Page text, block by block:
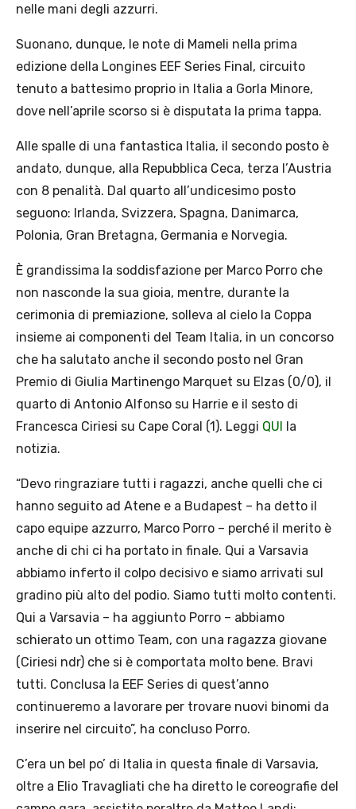
nelle mani degli azzurri.
Suonano, dunque, le note di Mameli nella prima
edizione della Longines EEF Series Final, circuito
tenuto a battesimo proprio in Italia a Gorla Minore,
dove nell’aprile scorso si è disputata la prima tappa.
Alle spalle di una fantastica Italia, il secondo posto è
andato, dunque, alla Repubblica Ceca, terza l’Austria
con 8 penalità. Dal quarto all’undicesimo posto
seguono: Irlanda, Svizzera, Spagna, Danimarca,
Polonia, Gran Bretagna, Germania e Norvegia.
È grandissima la soddisfazione per Marco Porro che
non nasconde la sua gioia, mentre, durante la
cerimonia di premiazione, solleva al cielo la Coppa
insieme ai componenti del Team Italia, in un concorso
che ha salutato anche il secondo posto nel Gran
Premio di Giulia Martinengo Marquet su Elzas (0/0), il
quarto di Antonio Alfonso su Harrie e il sesto di
Francesca Ciriesi su Cape Coral (1). Leggi QUI la
notizia.
“Devo ringraziare tutti i ragazzi, anche quelli che ci
hanno seguito ad Atene e a Budapest – ha detto il
capo equipe azzurro, Marco Porro – perché il merito è
anche di chi ci ha portato in finale. Qui a Varsavia
abbiamo inferto il colpo decisivo e siamo arrivati sul
gradino più alto del podio. Siamo tutti molto contenti.
Qui a Varsavia – ha aggiunto Porro – abbiamo
schierato un ottimo Team, con una ragazza giovane
(Ciriesi ndr) che si è comportata molto bene. Bravi
tutti. Conclusa la EEF Series di quest’anno
continueremo a lavorare per trovare nuovi binomi da
inserire nel circuito”, ha concluso Porro.
C’era un bel po’ di Italia in questa finale di Varsavia,
oltre a Elio Travagliati che ha diretto le coreografie del